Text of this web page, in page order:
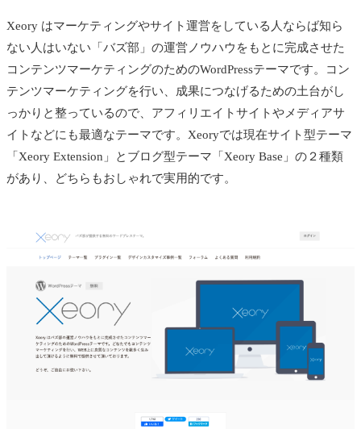
Xeory はマーケティングやサイト運営をしている人ならば知ら
ない人はいない「バズ部」の運営ノウハウをもとに完成させた
コンテンツマーケティングのためのWordPressテーマです。コン
テンツマーケティングを行い、成果につなげるための土台がし
っかりと整っているので、アフィリエイトサイトやメディアサ
イトなどにも最適なテーマです。Xeoryでは現在サイト型テーマ
「Xeory Extension」とブログ型テーマ「Xeory Base」の２種類
があり、どちらもおしゃれで実用的です。